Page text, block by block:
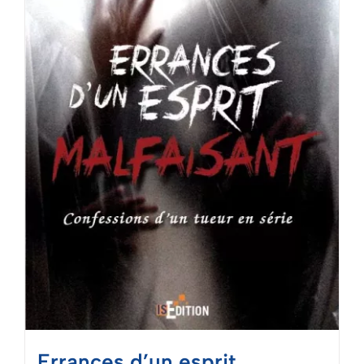
Mon panier